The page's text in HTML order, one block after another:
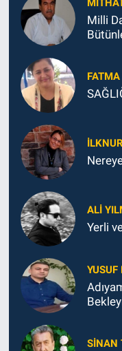
Milli
ALI
Yerli
YUSUF
SINAN